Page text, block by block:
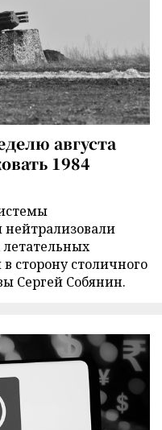
августа
1984
сторону столичного
Сергей Собянин.